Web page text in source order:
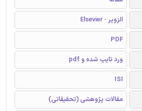
الزویر - Elsevier
PDF
ورد تایپ شده و pdf
ISI
مقالات پژوهشی (تحقیقاتی)